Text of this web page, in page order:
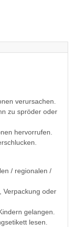
verursachen.
zu spröder oder
hervorrufen.
/ regionalen /
Verpackung oder
gelangen.
lesen.